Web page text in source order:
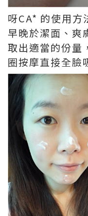
呀CA* 的使用方
早晚於潔面、爽
取出適當的份量
圈按摩直接全臉